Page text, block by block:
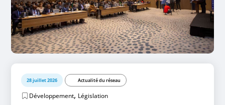
28 juillet 2026 Actualité du réseau
Développement, Législation